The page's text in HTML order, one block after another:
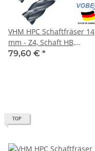
VHM HPC Schaftfräser 14
mm - Z4, Schaft HB,
Drallwinkel 35/38° Eckfase
79,60 € *
TOP